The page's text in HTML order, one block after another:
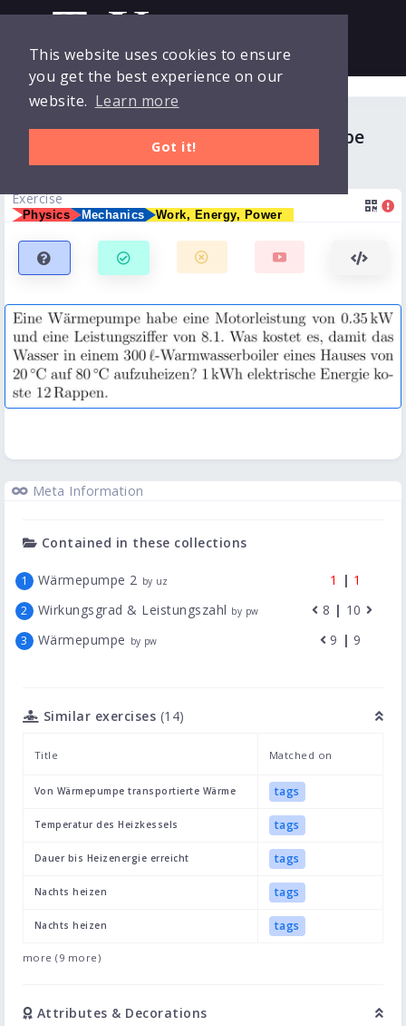
This website uses cookies to ensure
you get the best experience on our
website. Learn more
Got it!
Login
Collections
Exercises
Courses
Warmwasserboiler an Wärmepumpe
Exercise
Physics Mechanics Work, Energy, Power
Meta Information
Contained in these collections
Wärmepumpe 2 by uz 1 | 1
Wirkungsgrad & Leistungszahl by pw 8 | 10
Wärmepumpe by pw 9 | 9
Similar exercises (14)
Title Matched on
Von Wärmepumpe transportierte Wärme tags
Temperatur des Heizkessels tags
Dauer bis Heizenergie erreicht tags
Nachts heizen tags
Nachts heizen tags
more (9 more)
Attributes & Decorations